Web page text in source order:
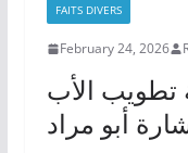
FAITS DIVERS
February 24, 2026
تطويب الأب
أبو مراد